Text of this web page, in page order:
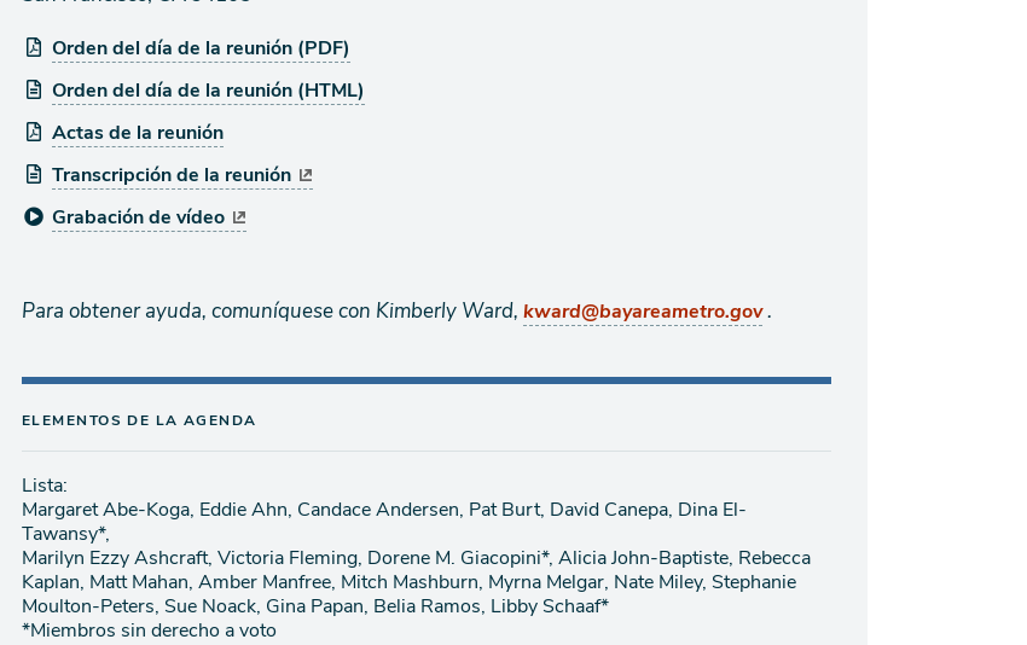
Orden del día de la reunión (PDF)
Orden del día de la reunión (HTML)
Actas de la reunión
Transcripción de la reunión
Grabación de vídeo
Para obtener ayuda, comuníquese con Kimberly Ward, kward@bayareametro.gov.
ELEMENTOS DE LA AGENDA
Lista:
Margaret Abe-Koga, Eddie Ahn, Candace Andersen, Pat Burt, David Canepa, Dina El-
Tawansy*,
Marilyn Ezzy Ashcraft, Victoria Fleming, Dorene M. Giacopini*, Alicia John-Baptiste, Rebecca
Kaplan, Matt Mahan, Amber Manfree, Mitch Mashburn, Myrna Melgar, Nate Miley, Stephanie
Moulton-Peters, Sue Noack, Gina Papan, Belia Ramos, Libby Schaaf*
*Miembros sin derecho a voto